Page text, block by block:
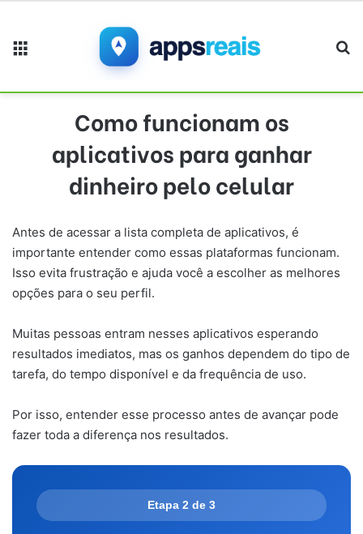
Como funcionam os
aplicativos para ganhar
dinheiro pelo celular
Antes de acessar a lista completa de aplicativos, é
importante entender como essas plataformas funcionam.
Isso evita frustração e ajuda você a escolher as melhores
opções para o seu perfil.
Muitas pessoas entram nesses aplicativos esperando
resultados imediatos, mas os ganhos dependem do tipo de
tarefa, do tempo disponível e da frequência de uso.
Por isso, entender esse processo antes de avançar pode
fazer toda a diferença nos resultados.
Etapa 2 de 3